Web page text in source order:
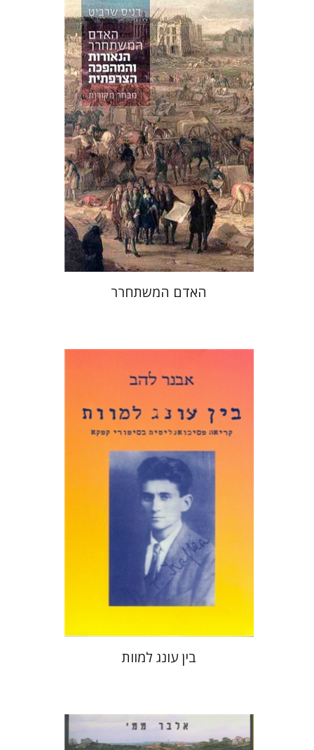
דניס שרביט
אבנר להב
שירן בק
הנחת אתר ספר אלקטרוני
$30
האדם המשתחרר
תנחום אבגר
הנחת אתר ספר מודפס
$22
בין עונג למוות